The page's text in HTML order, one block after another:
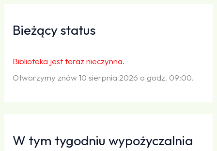
Bieżący status
Biblioteka jest teraz nieczynna.
Otworzymy znów 10 sierpnia 2026 o godz. 09:00.
W tym tygodniu wypożyczalnia